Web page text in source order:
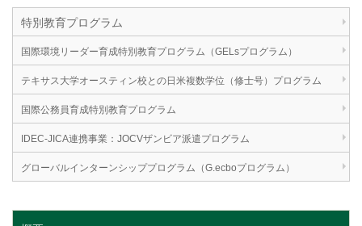
特別教育プログラム
国際環境リーダー育成特別教育プログラム（GELsプログラム）
テキサス大学オースティン校との日米複数学位（修士号）プログラム
国際公務員育成特別教育プログラム
IDEC-JICA連携事業：JOCVザンビア派遣プログラム
グローバルインターンシッププログラム（G.ecboプログラム）